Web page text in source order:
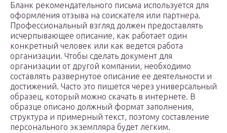
Бланк рекомендательного письма используется для
оформления отзыва на соискателя или партнера.
Профессиональный взгляд должен предоставлять
исчерпывающее описание, как работает один
конкретный человек или как ведется работа
организации. Чтобы сделать документ для
организации от другой компании, необходимо
составлять развернутое описание ее деятельности и
достижений. Часто это пишется через универсальный
образец, который можно скачать в интернете. В
образце описано должный формат заполнения,
структура и примерный текст, поэтому составление
персонального экземпляра будет легким.